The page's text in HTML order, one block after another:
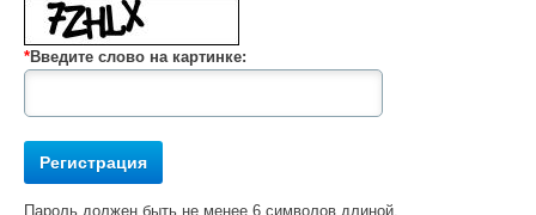
*Введите слово на картинке:
Пароль должен быть не менее 6 символов длиной.